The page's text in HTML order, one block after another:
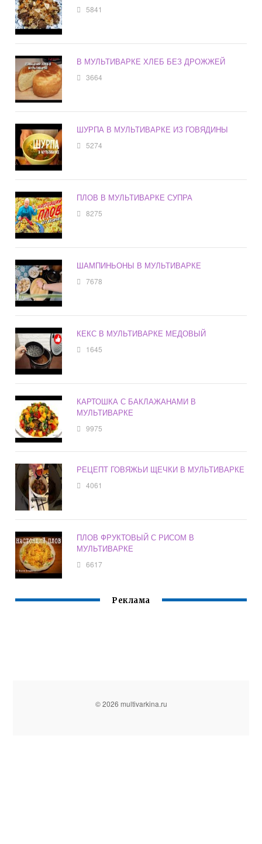
5841
В МУЛЬТИВАРКЕ ХЛЕБ БЕЗ ДРОЖЖЕЙ
3664
ШУРПА В МУЛЬТИВАРКЕ ИЗ ГОВЯДИНЫ
5274
ПЛОВ В МУЛЬТИВАРКЕ СУПРА
8275
ШАМПИНЬОНЫ В МУЛЬТИВАРКЕ
7678
КЕКС В МУЛЬТИВАРКЕ МЕДОВЫЙ
1645
КАРТОШКА С БАКЛАЖАНАМИ В
МУЛЬТИВАРКЕ
9975
РЕЦЕПТ ГОВЯЖЬИ ЩЕЧКИ В МУЛЬТИВАРКЕ
4061
ПЛОВ ФРУКТОВЫЙ С РИСОМ В
МУЛЬТИВАРКЕ
6617
Реклама
© 2026 multivarkina.ru